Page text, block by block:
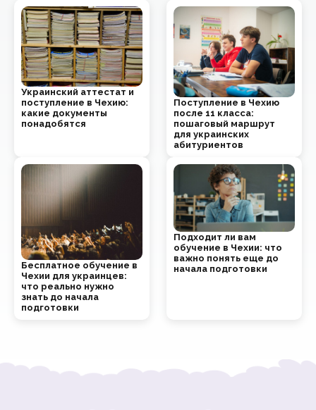
Украинский аттестат и
поступление в Чехию:
какие документы
понадобятся
Поступление в Чехию
после 11 класса:
пошаговый маршрут
для украинских
абитуриентов
Бесплатное обучение в
Чехии для украинцев:
что реально нужно
знать до начала
подготовки
Подходит ли вам
обучение в Чехии: что
важно понять еще до
начала подготовки